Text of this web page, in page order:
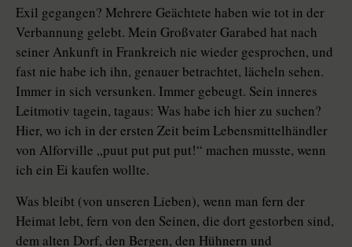
Exil gegangen? Mehrere Geächtete haben wie tot in der
Verbannung gelebt. Mein Großvater Garabed hat nach
seiner Ankunft in Frankreich nie wieder gesprochen, und
fast nie habe ich ihn, genauer betrachtet, lächeln sehen.
Immer in sich versunken. Immer gebeugt. Sein inneres
Leitmotiv tagein, tagaus: Was habe ich hier zu suchen?
Hier, wo ich in der ersten Zeit beim Lebensmittelhändler
von Alforville „puut put put put!“ machen musste, wenn
ich ein Ei kaufen wollte.
Was bleibt (von unseren Lieben), wenn man fern der
Heimat lebt, fern von den Seinen, die dort gestorben sind,
dem alten Dorf, den Bergen, den Hühnern und